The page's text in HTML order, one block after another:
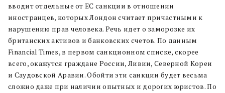
вводит отдельные от ЕС санкции в отношении
иностранцев, которых Лондон считает причастными к
нарушению прав человека. Речь идет о заморозке их
британских активов и банковских счетов. По данным
Financial Times, в первом санкционном списке, скорее
всего, окажутся граждане России, Ливии, Северной Кореи
и Саудовской Аравии. Обойти эти санкции будет весьма
сложно даже при наличии опытных и дорогих юристов. По